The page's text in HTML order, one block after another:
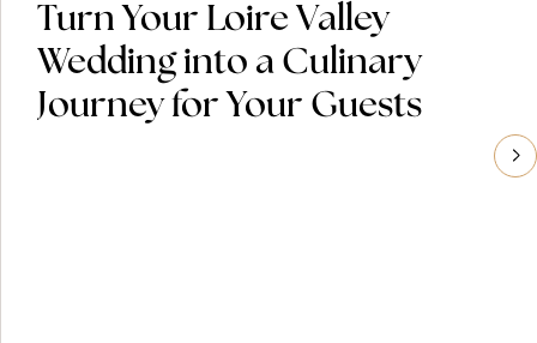
Turn Your Loire Valley
Wedding into a Culinary
Journey for Your Guests